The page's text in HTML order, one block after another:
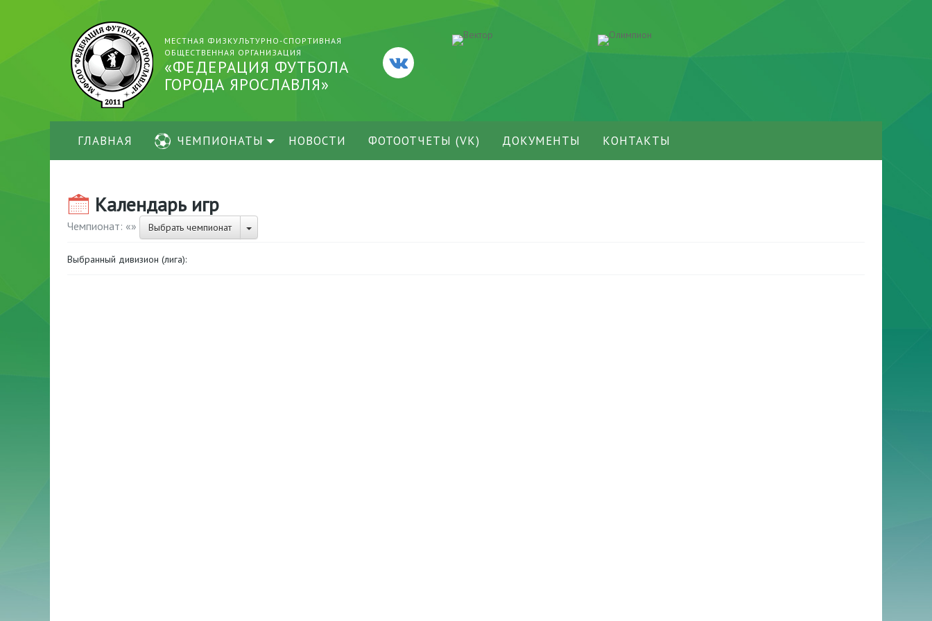
МЕСТНАЯ ФИЗКУЛЬТУРНО-СПОРТИВНАЯ
ОБЩЕСТВЕННАЯ ОРГАНИЗАЦИЯ
«ФЕДЕРАЦИЯ ФУТБОЛА
ГОРОДА ЯРОСЛАВЛЯ»
ГЛАВНАЯ ЧЕМПИОНАТЫ НОВОСТИ ФОТООТЧЕТЫ (VK) ДОКУМЕНТЫ КОНТАКТЫ
Календарь игр
Чемпионат: «» Выбрать чемпионат
Выбранный дивизион (лига):